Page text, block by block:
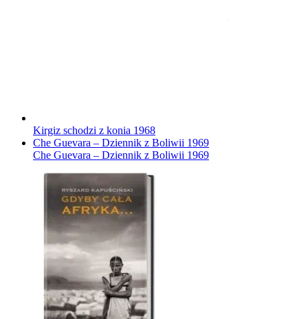
Kirgiz schodzi z konia 1968
Che Guevara – Dziennik z Boliwii 1969
Che Guevara – Dziennik z Boliwii 1969